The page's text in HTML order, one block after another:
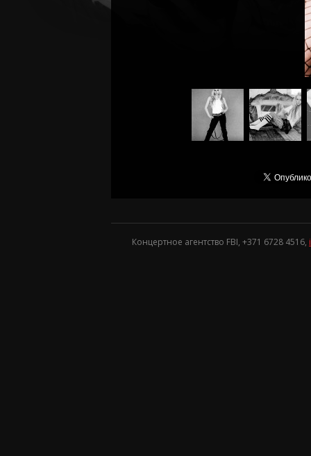
Концертное агентство FBI, +371 6728 4516,